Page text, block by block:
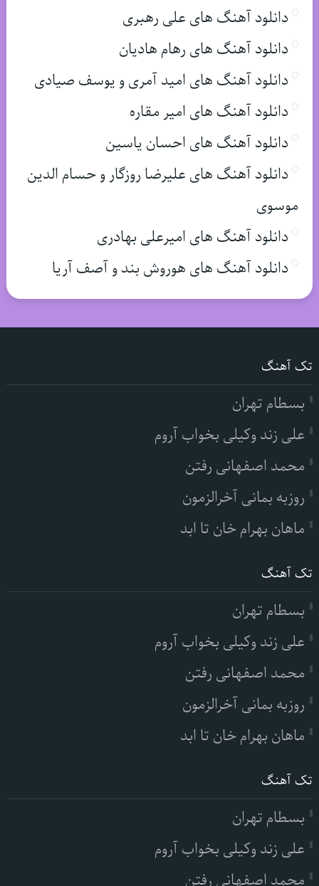
دانلود آهنگ های علی رهبری
دانلود آهنگ های رهام هادیان
دانلود آهنگ های امید آمری و یوسف صیادی
دانلود آهنگ های امیر مقاره
دانلود آهنگ های احسان یاسین
دانلود آهنگ های علیرضا روزگار و حسام الدین
موسوی
دانلود آهنگ های امیرعلی بهادری
دانلود آهنگ های هوروش بند و آصف آریا
تک آهنگ
بسطام تهران
علی زند وکیلی بخواب آروم
محمد اصفهانی رفتن
روزبه بمانی آخرالزمون
ماهان بهرام خان تا ابد
تک آهنگ
بسطام تهران
علی زند وکیلی بخواب آروم
محمد اصفهانی رفتن
روزبه بمانی آخرالزمون
ماهان بهرام خان تا ابد
تک آهنگ
بسطام تهران
علی زند وکیلی بخواب آروم
محمد اصفهانی رفتن